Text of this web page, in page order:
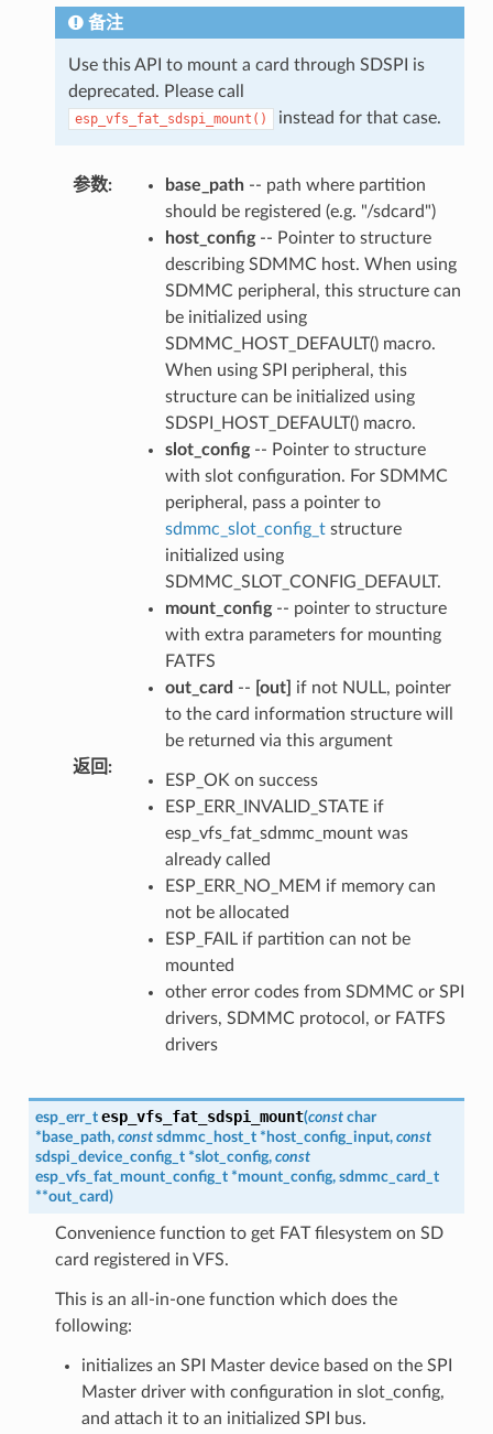
备注
Use this API to mount a card through SDSPI is
deprecated. Please call
esp_vfs_fat_sdspi_mount() instead for that case.
参数: base_path-- path where partition
should be registered (e.g. "/sdcard")
host_config-- Pointer to structure
describing SDMMC host. When using
SDMMC peripheral, this structure can
be initialized using
SDMMC_HOST_DEFAULT() macro.
When using SPI peripheral, this
structure can be initialized using
SDSPI_HOST_DEFAULT() macro.
slot_config-- Pointer to structure
with slot configuration. For SDMMC
peripheral, pass a pointer to
sdmmc_slot_config_tstructure
initialized using
SDMMC_SLOT_CONFIG_DEFAULT.
mount_config-- pointer to structure
with extra parameters for mounting
FATFS
out_card -- [out]
if not NULL, pointer
to the card information structure will
be returned via this argument
返回 :
ESP_OK on success
ESP_ERR_INVALID_STATE if
esp_vfs_fat_sdmmc_mount was
already called
ESP_ERR_NO_MEM if memory can
not be allocated
ESP_FAIL if partition can not be
mounted
other error codes from SDMMC or SPI
drivers, SDMMC protocol, or FATFS
drivers
esp_err_t esp_vfs_fat_sdspi_mount(const char
* base_path, const sdmmc_host_t * host_config_input, const
sdspi_device_config_t *slot_config, const
esp_vfs_fat_mount_config_t *mount_config, sdmmc_card_t
**out_card)
Convenience function to get FAT filesystem on SD
card registered in VFS.
This is an all-in-one function which does the
following:
initializes an SPI Master device based on the SPI
Master driver with configuration in slot_config,
and attach it to an initialized SPI bus.